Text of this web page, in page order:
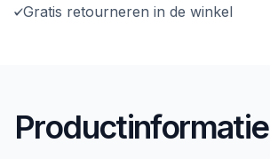
Gratis retourneren in de winkel
Productinformatie